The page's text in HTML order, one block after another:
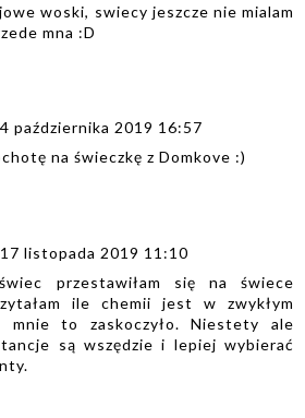
woski, swiecy jeszcze nie mialam
mna :D
października 2019 16:57
na świeczkę z Domkove :)
17 listopada 2019 11:10
przestawiłam się na świece
ile chemii jest w zwykłym
mnie to zaskoczyło. Niestety ale
są wszędzie i lepiej wybierać